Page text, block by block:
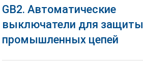
GB2. Автоматические
выключатели для защиты
промышленных цепей